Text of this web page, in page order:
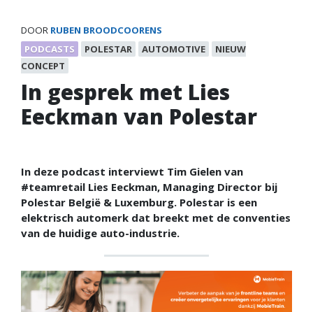
DOOR RUBEN BROODCOORENS
PODCASTS
POLESTAR AUTOMOTIVE
NIEUW
CONCEPT
In gesprek met Lies
Eeckman van Polestar
In deze podcast interviewt Tim Gielen van
#teamretail Lies Eeckman, Managing Director bij
Polestar België & Luxemburg. Polestar is een
elektrisch automerk dat breekt met de conventies
van de huidige auto-industrie.